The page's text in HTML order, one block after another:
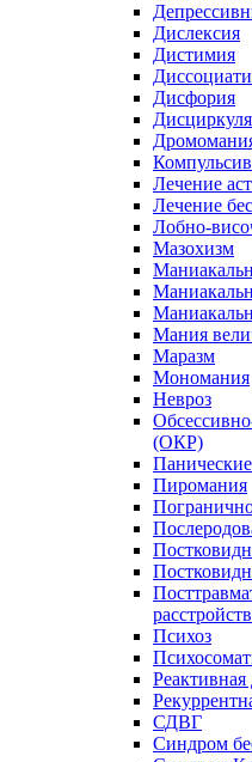
Дислексия
Дистимия
Дисфория
Лечение
Лечение
Лобно-
Мазохизм
Мания
Маразм
Мономания
Невроз
(ОКР)
Пиромания
Психоз
Реактивная
СДВГ
Синдром